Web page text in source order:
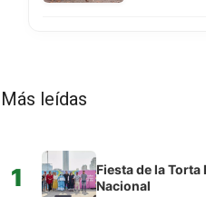
Más leídas
1
Fiesta de la
Nacional